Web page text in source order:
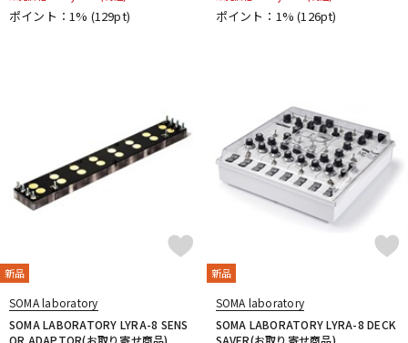
ポイント：1% (129pt) ポイント：1%(126pt)
新品
SOMA laboratory
SOMA LABORATORY LYRA-8 SENS
OR ADAPTOR(お取り寄せ商品)
新品
SOMA laboratory
SOMA LABORATORY LYRA-8 DECK
SAVER(お取り寄せ商品)